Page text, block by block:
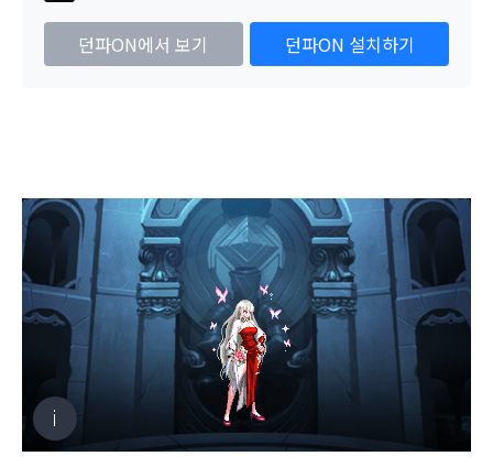
던파ON에서 보기 던파ON 설치하기